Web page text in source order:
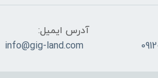
آدرس ایمیل:
info@gig-land.com